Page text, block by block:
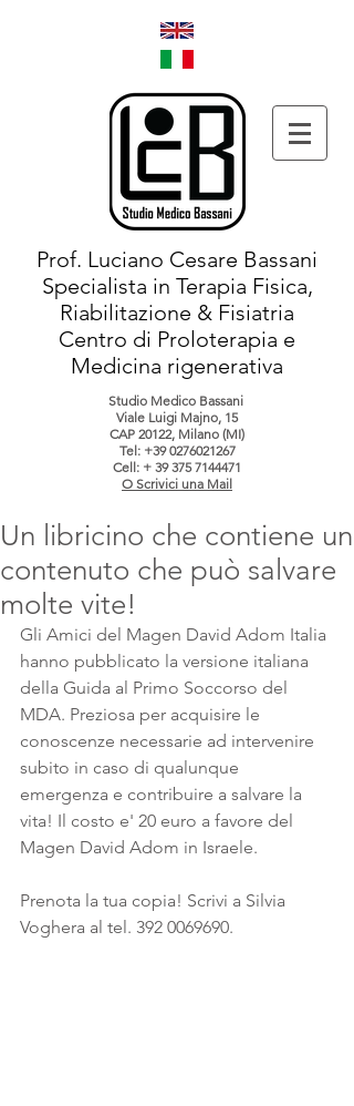
Prof. Luciano Cesare Bassani
Specialista in Terapia Fisica,
Riabilitazione & Fisiatria
Centro di Proloterapia e
Medicina rigenerativa
Studio Medico Bassani
Viale Luigi Majno, 15
CAP 20122, Milano (MI)
Tel: +39 0276021267
Cell: + 39 375 7144471
O Scrivici una Mail
Un libricino che contiene un
contenuto che può salvare
molte vite!
Gli Amici del Magen David Adom Italia
hanno pubblicato la versione italiana
della Guida al Primo Soccorso del
MDA. Preziosa per acquisire le
conoscenze necessarie ad intervenire
subito in caso di qualunque
emergenza e contribuire a salvare la
vita! Il costo e' 20 euro a favore del
Magen David Adom in Israele.
Prenota la tua copia! Scrivi a Silvia
Voghera al tel. 392 0069690.